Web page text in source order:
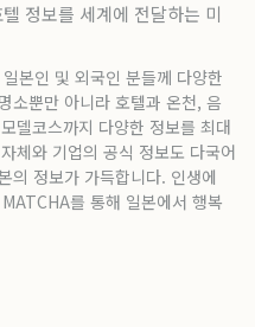
정보를 세계에 전달하는 미
본인 및 외국인 분들께 다양한
소뿐만 아니라 호텔과 온천, 음
델코스까지 다양한 정보를 최대
체와 기업의 공식 정보도 다국어
의 정보가 가득합니다. 인생에
를 통해 일본에서 행복